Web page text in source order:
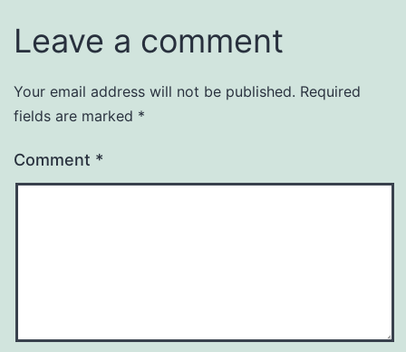
Leave a comment
Your email address will not be published. Required
fields are marked *
Comment *